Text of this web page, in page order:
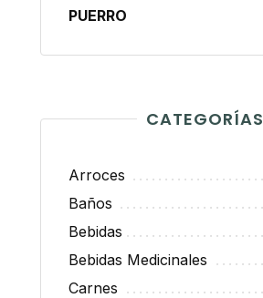
CATEGORÍAS
Arroces
Baños
Bebidas
Bebidas Medicinales
Carnes